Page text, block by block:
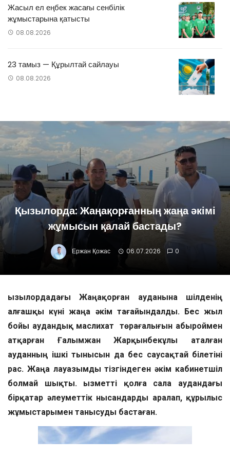
Жасыл ел еңбек жасағы сенбілік
жұмыстарына қатысты
08.08.2026
23 тамыз — Құрылтай сайлауы
08.08.2026
Қызылорда: Жаңақорғанның жаңа әкімі
жұмысын қалай бастады?
Ержан Қожас 06.07.2026 0
Қызылордадағы Жаңақорған ауданына шілденің
алғашқы күні жаңа әкім тағайындалды. Бес жыл
бойы аудандық маслихат төрағалығын абыроймен
атқарған Ғалымжан Жарқынбекұлы аталған
ауданның ішкі тынысын да бес саусақтай білетіні
рас. Жаңа лауазымды тізгіндеген әкім кабинетшіл
болмай шықты. Қызметті қолға сала аудандағы
бірқатар әлеуметтік нысандарды аралап, құрылыс
жұмыстарымен танысуды бастаған.